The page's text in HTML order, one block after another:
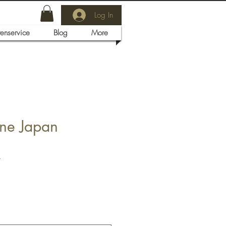
Log In
Blog More
Japan